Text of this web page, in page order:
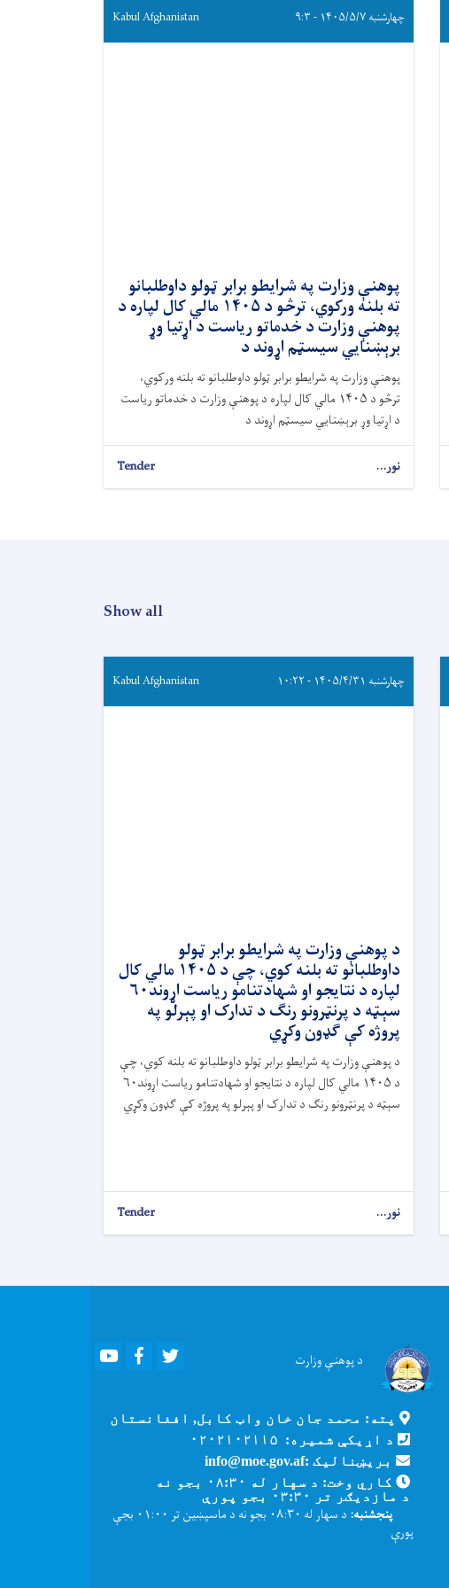
چهارشنبه ۱۴۰۵/۵/۷ - ۹:۳ Kabul Afghanistan
پوهنې وزارت په شرایطو برابر ټولو داوطلبانو
ته بلنه ورکوي، ترڅو د ۱۴۰۵ مالي کال لپاره د
پوهنې وزارت د خدماتو ریاست د اړتیا وړ
برېښنايي سیسټم اړوند د
پوهنې وزارت په شرایطو برابر ټولو داوطلبانو ته بلنه ورکوي،
ترڅو د ۱۴۰۵ مالي کال لپاره د پوهنې وزارت د خدماتو ریاست
د اړتیا وړ برېښنايي سیسټم اړوند د
نور... Tender
Show all
چهارشنبه ۱۴۰۵/۴/۳۱ - ۱۰:۲۲ Kabul Afghanistan
د پوهنې وزارت په شرایطو برابر ټولو
داوطلبانو ته بلنه کوي، چې د ۱۴۰۵ مالي کال
لپاره د نتایجو او شهادتنامو ریاست اړوند۶۰
سېټه د پرنټرونو رنګ د تدارک او پېرلو په
پروژه کې ګډون وکړي
د پوهنې وزارت په شرایطو برابر ټولو داوطلبانو ته بلنه کوي، چې
د ۱۴۰۵ مالي کال لپاره د نتایجو او شهادتنامو ریاست اړوند۶۰
سېټه د پرنټرونو رنګ د تدارک او پېرلو په پروژه کې ګډون وکړي
نور... Tender
د پوهنېوزارت Youtube Facebook
پته: محمد جان خان واټ کابل, افغانستان
د اړیکې شمیره: ۰۲۰۲۱۰۲۱۱۵
بریښنالیک :info@moe.gov.af
کاري وخت: د سهار له ۰۸:۳۰ بجو نه
د مازدیګر تر ۰۳:۳۰ بجو پورې
پنجشنبه:
د سهار له ۰۸:۳۰ بجو نه د ماسپښین تر ۰۱:۰۰ بجې
پورې